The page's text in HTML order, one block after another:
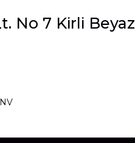
Aletler
2026
No 7 Kirli Beyaz